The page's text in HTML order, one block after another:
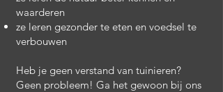
waarderen
ze leren gezonder te eten en voedsel te
verbouwen
Heb je geen verstand van tuinieren?
Geen probleem! Ga het gewoon bij ons